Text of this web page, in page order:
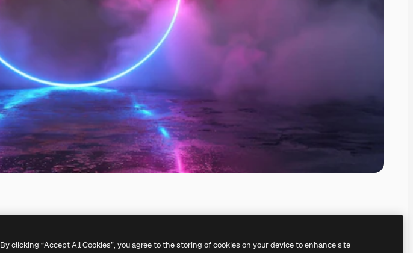
By clicking “Accept All Cookies”, you agree to the storing of cookies on your device to enhance site